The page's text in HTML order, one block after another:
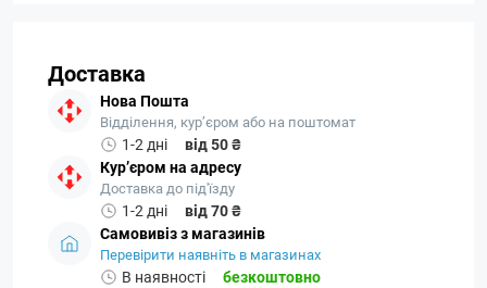
Доставка
Нова Пошта
Відділення, кур’єром або на поштомат
1-2 дні
від 50 ₴
Кур’єром на адресу
Доставка до під'їзду
1-2 дні
від 70 ₴
Самовивіз з магазинів
Перевірити наявніть в магазинах
В наявності безкоштовно